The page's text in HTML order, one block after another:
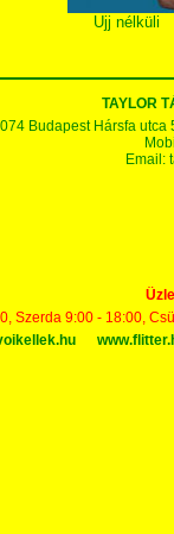
Ujj nélküli
TAYLOR
Budapest Hársfa utca
Email:
Szerda 9:00 - 18:00,